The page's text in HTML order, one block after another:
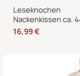
Leseknochen
Nackenkissen ca.
cm – Knochenkissen
Lesekissen zum
16,99€